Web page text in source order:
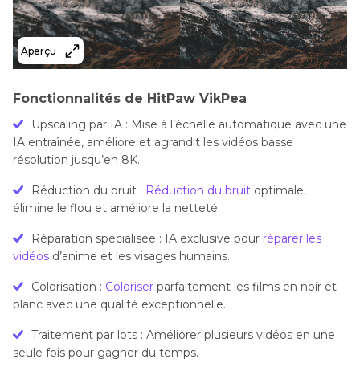
Aperçu
Fonctionnalités de HitPaw VikPea
Upscaling par IA : Mise à l’échelle automatique avec une
IA entraînée, améliore et agrandit les vidéos basse
résolution jusqu’en 8K.
Réduction du bruit : Réduction du bruit optimale,
élimine le flou et améliore la netteté.
Réparation spécialisée : IA exclusive pour réparer les
vidéos d’anime et les visages humains.
Colorisation : Coloriser parfaitement les films en noir et
blanc avec une qualité exceptionnelle.
Traitement par lots : Améliorer plusieurs vidéos en une
seule fois pour gagner du temps.